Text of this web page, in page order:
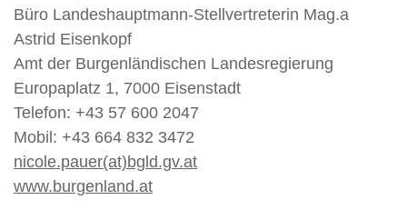
Büro Landeshauptmann-Stellvertreterin Mag.a
Astrid Eisenkopf
Amt der Burgenländischen Landesregierung
Europaplatz 1, 7000 Eisenstadt
Telefon: +43 57 600 2047
Mobil: +43 664 832 3472
nicole.pauer(at)bgld.gv.at
www.burgenland.at